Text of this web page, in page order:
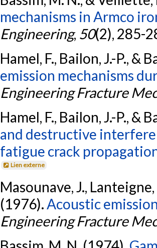
mechanisms in Armco
Engineering, 50(2), 285-
Hamel, F., Bailon, J.-P., &
emission mechanisms
Engineering Fracture
Hamel, F., Bailon, J.-P., &
and destructive
fatigue crack
Lien externe
Masounave, J., Lanteigne,
(1976). Acoustic
Engineering Fracture